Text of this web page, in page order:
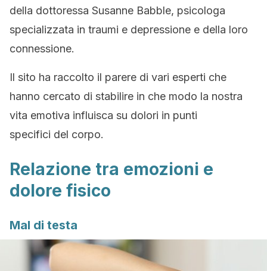
della dottoressa Susanne Babble, psicologa
specializzata in traumi e depressione e della loro
connessione.
Il sito ha raccolto il parere di vari esperti che
hanno cercato di stabilire in che modo la nostra
vita emotiva influisca su dolori in punti
specifici del corpo.
Relazione tra emozioni e
dolore fisico
Mal di testa